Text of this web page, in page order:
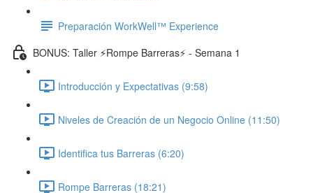
Preparación WorkWell™ Experience
BONUS: Taller ⚡️Rompe Barreras⚡️ - Semana 1
Introducción y Expectativas (9:58)
Niveles de Creación de un Negocio Online (11:50)
Identifica tus Barreras (6:20)
Rompe Barreras (18:21)